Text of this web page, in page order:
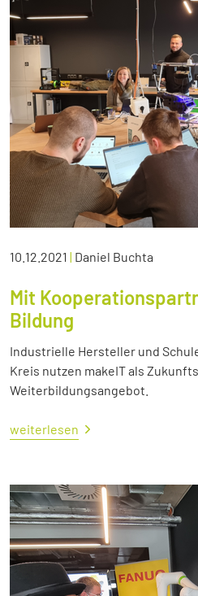
10.12.2021 | Daniel Buchta
Mit
Bildung
Industrielle Hersteller und
Kreis nutzen makeIT als
Weiterbildungsangebot.
weiterlesen